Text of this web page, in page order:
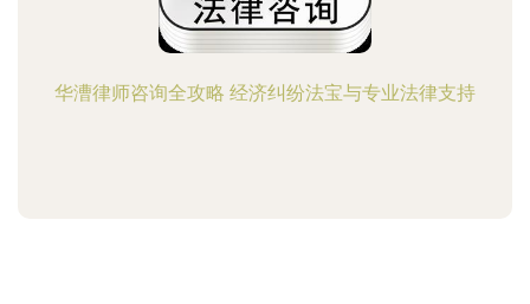
华漕律师咨询全攻略 经济纠纷法宝与专业法律支持